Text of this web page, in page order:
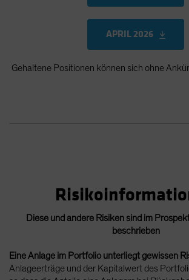
APRIL 2026
Gehaltene Positionen können sich ohne
Diese und andere Risiken sind im
beschrieben
Eine Anlage im Portfolio unterliegt gewissen
Anlageerträge und der Kapitalwert des